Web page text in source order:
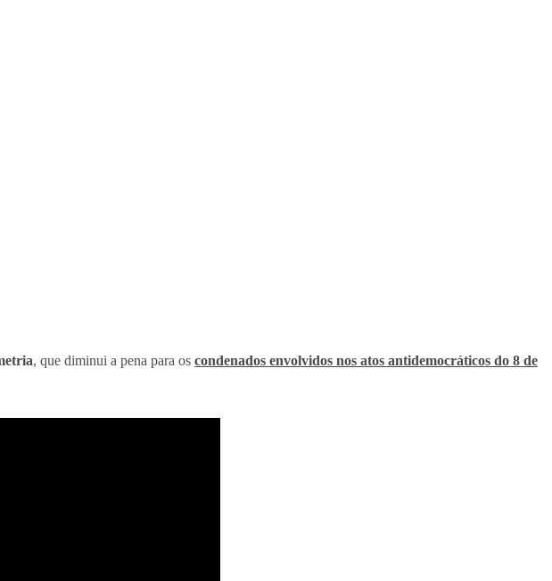
, que diminui a pena para os condenados envolvidos nos atos antidemocráticos do 8 de